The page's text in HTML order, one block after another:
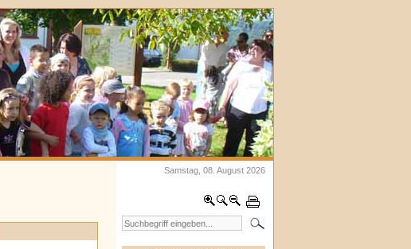
Samstag, 08. August 2026